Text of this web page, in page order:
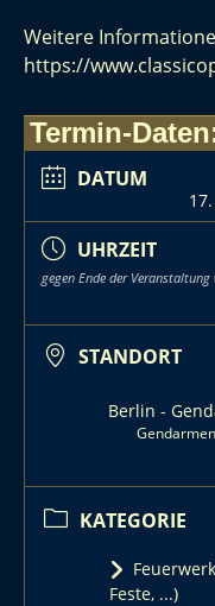
Weitere
https://
Termin-
DATUM
UHRZEIT
gegen Ende der
STANDORT
Berlin -
KATEGORIE
Feste, ...)